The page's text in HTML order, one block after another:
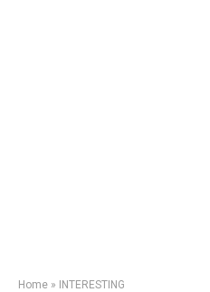
Home » INTERESTING